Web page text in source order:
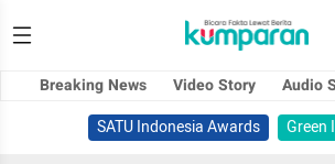
Breaking News Video Story Audio
SATU Indonesia Awards
Green